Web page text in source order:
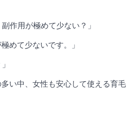
作用が極めて少ない？」
めて少ないです。」
い中、女性も安心して使える育毛